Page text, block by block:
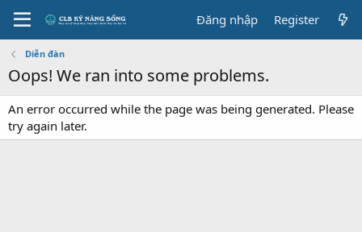
Đăng nhập Register
Diễn đàn
Oops! We ran into some problems.
An error occurred while the page was being generated. Please
try again later.